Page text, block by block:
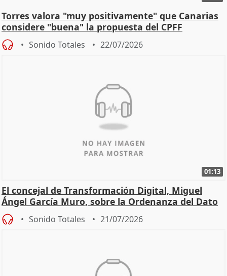
Torres valora "muy positivamente" que Canarias
considere "buena" la propuesta del CPFF
Sonido Totales 22/07/2026
01:13
El concejal de Transformación Digital, Miguel
Ángel García Muro, sobre la Ordenanza del Dato
Sonido Totales 21/07/2026